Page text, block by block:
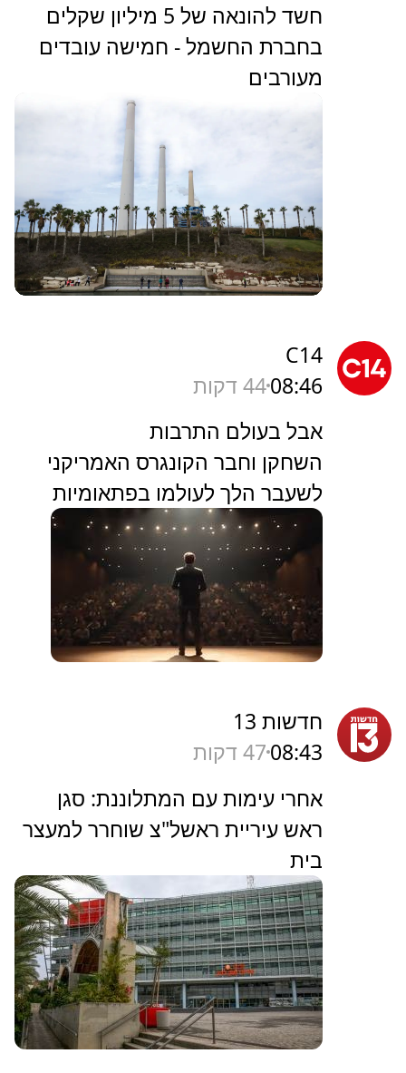
חשד להונאה של 5 מיליון שקלים
בחברת החשמל - חמישה עובדים
מעורבים
C14
08:4644 דקות
אבל בעולם התרבות
השחקן וחבר הקונגרס האמריקני
לשעבר הלך לעולמו בפתאומיות
חדשות 13
08:4347 דקות
אחרי עימות עם המתלוננת: סגן
ראש עיריית ראשל"צ שוחרר למעצר
בית